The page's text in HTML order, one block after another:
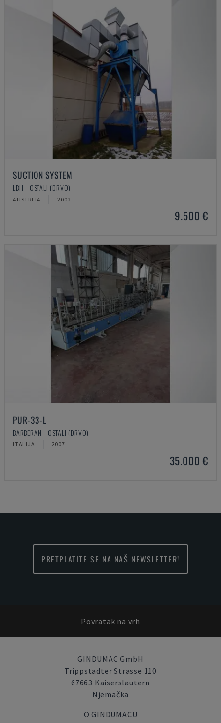
SUCTION SYSTEM
LBH - OSTALI (DRVO)
AUSTRIJA 2002
9.500 €
PUR-33-L
BARBERAN - OSTALI (DRVO)
ITALIJA 2007
35.000 €
PRETPLATITE SE NA NAŠ NEWSLETTER!
Povratak na vrh
GINDUMAC GmbH
Trippstadter Strasse 110
67663 Kaiserslautern
Njemačka
O GINDUMACU